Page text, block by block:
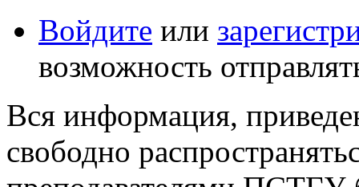
Войдите или
возможность
Вся информация,
свободно